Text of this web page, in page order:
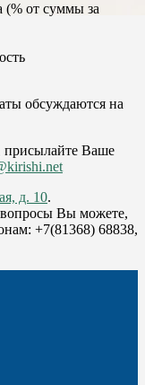
(% от суммы за
обсуждаются на
присылайте Ваше
д. 10.
Вы можете,
+7(81368) 68838,